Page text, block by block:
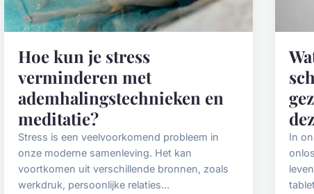
Hoe kun je stress
verminderen met
ademhalingstechnieken en
meditatie?
Stress is een veelvoorkomend probleem in
onze moderne samenleving. Het kan
voortkomen uit verschillende bronnen, zoals
werkdruk, persoonlijke relaties...
In